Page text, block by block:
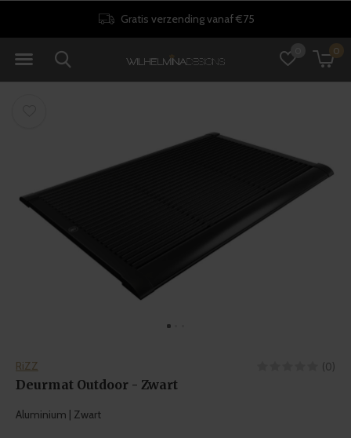
0
Gratis verzending vanaf €75
RiZZ (0)
Deurmat Outdoor - Zwart
Aluminium | Zwart